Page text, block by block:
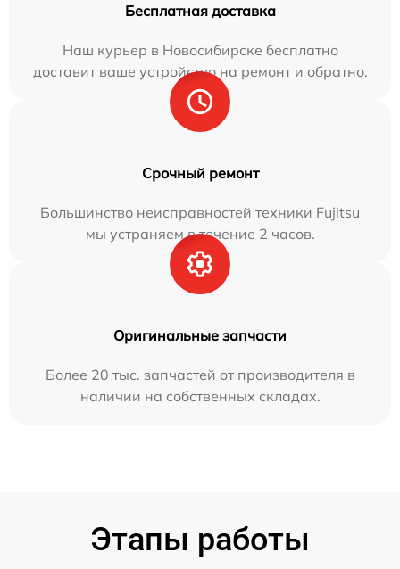
Бесплатная доставка
Наш курьер в Новосибирске бесплатно
доставит ваше устройство на ремонт и обратно.
Срочный ремонт
Большинство неисправностей техники Fujitsu
мы устраняем в течение 2 часов.
Оригинальные запчасти
Более 20 тыс. запчастей от производителя в
наличии на собственных складах.
Этапы работы